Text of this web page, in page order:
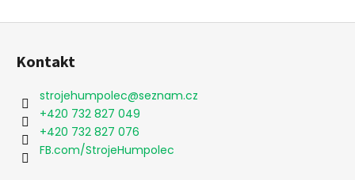
Z
Kontakt
strojehumpolec@seznam.cz
+420 732 827 049
+420 732 827 076
FB.com/StrojeHumpolec